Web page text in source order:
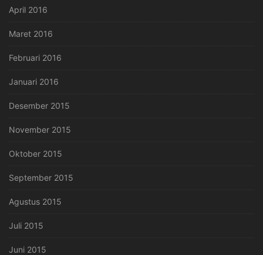
April 2016
Maret 2016
Februari 2016
Januari 2016
Desember 2015
November 2015
Oktober 2015
September 2015
Agustus 2015
Juli 2015
Juni 2015